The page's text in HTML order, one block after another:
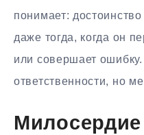
понимает:
даже тогда, когда он
или совершает
ответственности, но
Милосердие